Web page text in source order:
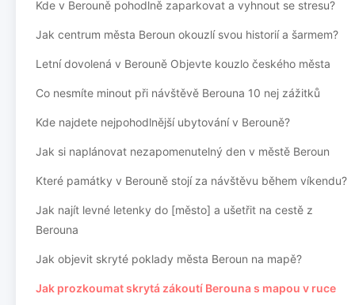
Kde v Berouně pohodlně zaparkovat a vyhnout se stresu?
Jak centrum města Beroun okouzlí svou historií a šarmem?
Letní dovolená v Berouně Objevte kouzlo českého města
Co nesmíte minout při návštěvě Berouna 10 nej zážitků
Kde najdete nejpohodlnější ubytování v Berouně?
Jak si naplánovat nezapomenutelný den v městě Beroun
Které památky v Berouně stojí za návštěvu během víkendu?
Jak najít levné letenky do [město] a ušetřit na cestě z
Berouna
Jak objevit skryté poklady města Beroun na mapě?
Jak prozkoumat skrytá zákoutí Berouna s mapou v ruce